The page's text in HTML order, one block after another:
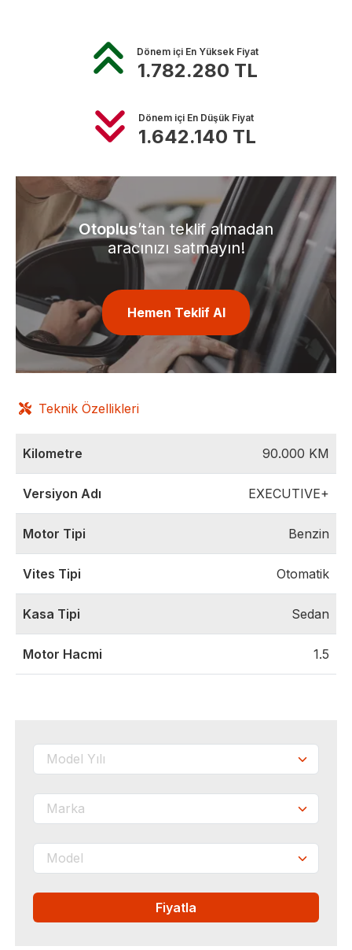
Dönem içi En Yüksek Fiyat
1.782.280 TL
Dönem içi En Düşük Fiyat
1.642.140 TL
Otoplus’tan teklif almadan
aracınızı satmayın!
Hemen Teklif Al
Teknik Özellikleri
Kilometre 90.000 KM
Versiyon Adı EXECUTIVE+
Motor Tipi Benzin
Vites Tipi Otomatik
Kasa Tipi Sedan
Motor Hacmi 1.5
Fiyatla